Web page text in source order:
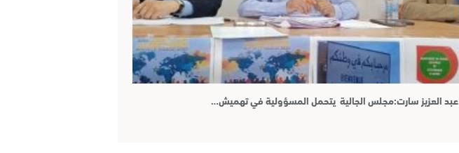
عبد العزيز سارت:مجلس الجالية يتحمل المسؤولية في تهميش…